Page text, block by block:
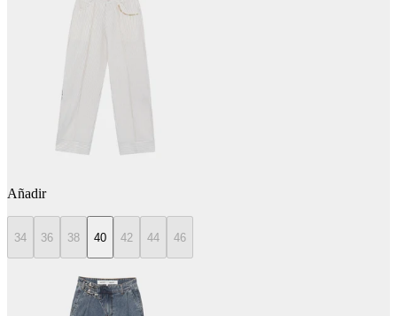
Añadir
34 36 38 40 42 44 46